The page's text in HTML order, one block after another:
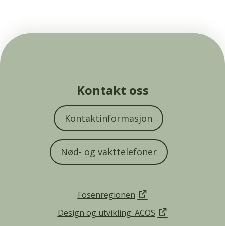
Kontakt oss
Kontaktinformasjon
Nød- og vakttelefoner
Fosenregionen
Design og utvikling: ACOS